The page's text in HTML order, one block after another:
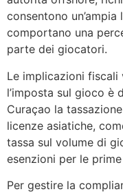
consentono
comportano una
parte dei giocatori.
Le implicazioni fiscali
l’imposta sul gioco è
Curaçao la
licenze asiatiche,
tassa sul volume di
esenzioni per le
Per gestire la